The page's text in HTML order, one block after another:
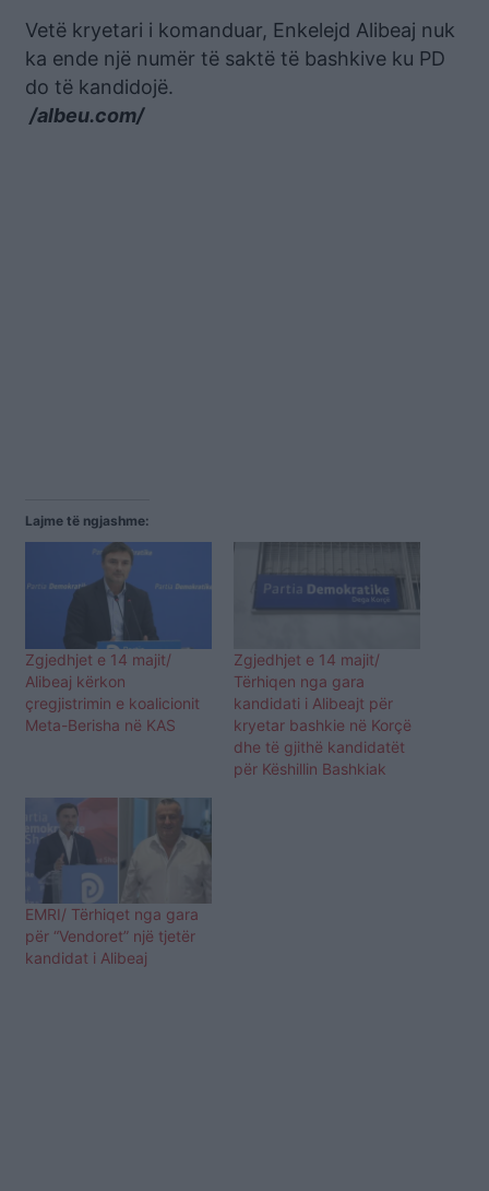
Vetë kryetari i komanduar, Enkelejd Alibeaj nuk
ka ende një numër të saktë të bashkive ku PD
do të kandidojë.
/albeu.com/
Lajme të ngjashme:
Zgjedhjet e 14 majit/
Alibeaj kërkon
çregjistrimin e koalicionit
Meta-Berisha në KAS
Zgjedhjet e 14 majit/
Tërhiqen nga gara
kandidati i Alibeajt për
kryetar bashkie në Korçë
dhe të gjithë kandidatët
për Këshillin Bashkiak
EMRI/ Tërhiqet nga gara
për “Vendoret” një tjetër
kandidat i Alibeaj